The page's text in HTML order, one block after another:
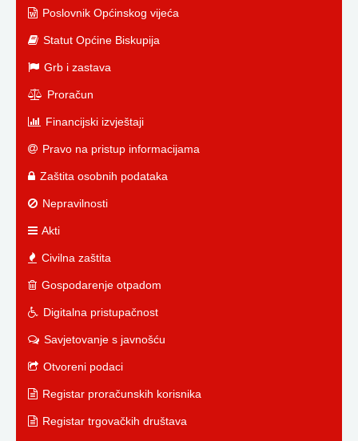
Poslovnik Općinskog vijeća
Statut Općine Biskupija
Grb i zastava
Proračun
Financijski izvještaji
Pravo na pristup informacijama
Zaštita osobnih podataka
Nepravilnosti
Akti
Civilna zaštita
Gospodarenje otpadom
Digitalna pristupačnost
Savjetovanje s javnošću
Otvoreni podaci
Registar proračunskih korisnika
Registar trgovačkih društava